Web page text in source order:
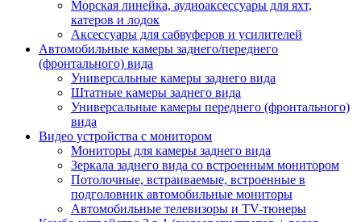
Морская линейка, аудиоаксессуары для яхт,
катеров и лодок
Аксессуары для сабвуферов и усилителей
Автомобильные камеры заднего/переднего
(фронтального) вида
Универсальные камеры заднего вида
Штатные камеры заднего вида
Универсальные камеры переднего (фронтального)
вида
Видео устройства c монитором
Мониторы для камеры заднего вида
Зеркала заднего вида со встроенным монитором
Потолочные, встраиваемые, встроенные в
подголовник автомобильные мониторы
Автомобильные телевизоры и TV-тюнеры